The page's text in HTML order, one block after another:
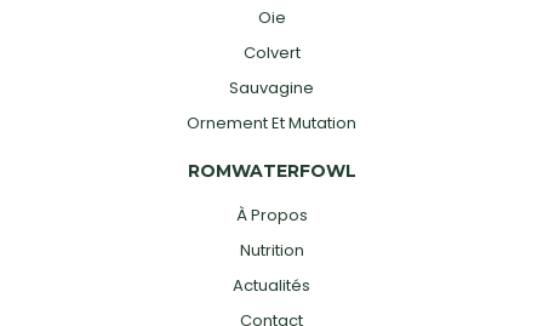
Oie
Colvert
Sauvagine
Ornement Et Mutation
ROMWATERFOWL
À Propos
Nutrition
Actualités
Contact